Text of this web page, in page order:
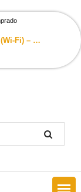
ASUS ROG Crosshair VIII Hero (Wi-Fi) – Placa base de gaming ATX AMD X570 con PCIe 4.0, Wi-Fi 6 (802.11ax) integrado, LAN…